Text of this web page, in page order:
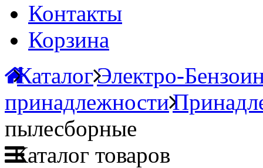
Контакты
Корзина
КаталогЭлектро-
принадлежности
пылесборные
Каталог товаров